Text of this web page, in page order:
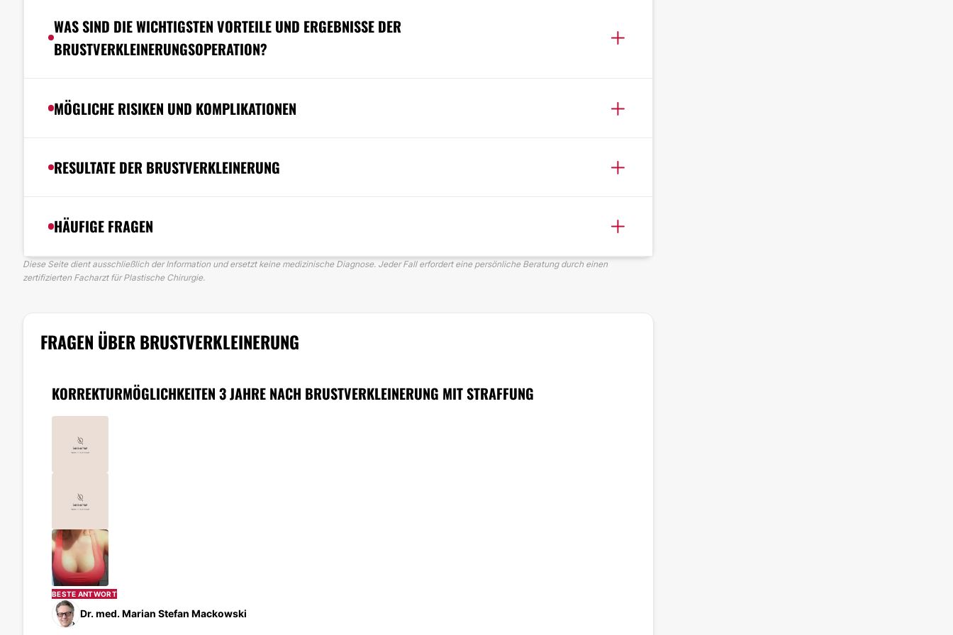
WAS SIND DIE WICHTIGSTEN VORTEILE UND ERGEBNISSE DER
BRUSTVERKLEINERUNGSOPERATION?
MÖGLICHE RISIKEN UND KOMPLIKATIONEN
RESULTATE DER BRUSTVERKLEINERUNG
HÄUFIGE FRAGEN
Diese Seite dient ausschließlich der Information und ersetzt keine medizinische Diagnose. Jeder Fall erfordert eine persönliche Beratung durch einen
zertifizierten Facharzt für Plastische Chirurgie.
FRAGEN ÜBER BRUSTVERKLEINERUNG
KORREKTURMÖGLICHKEITEN 3 JAHRE NACH BRUSTVERKLEINERUNG MIT STRAFFUNG
BESTE ANTWORT
Dr. med. Marian Stefan Mackowski